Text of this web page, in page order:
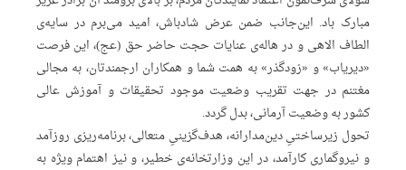
مبارک باد. این‌جانب ضمن عرض شادباش، امید می‌برم در سایه‌ی
الطاف الاهی و در هاله‌ی عنایات حجت حاضر حق (عج)، این فرصت
«دیریاب» و «زودگذر» به همت شما و همکاران ارجمندتان، به مجالی
مغتنم در جهت تقریب وضعیت موجود تحقیقات و آموزش‌ عالی
کشور به وضعیت آرمانی، بدل گردد.
تحول زیرساختیِ دین‌مدارانه، هدف‌گزینیِ متعالی، برنامه‌ریزی روزآمد
و نیروگماری کارآمد، در این وزارتخانه‌ی خطیر، و نیز اهتمام ویژه به